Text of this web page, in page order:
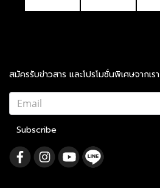
สมัครรับข่าวสาร และโปรโมชั่นพิเศษจากเรา
Subscribe